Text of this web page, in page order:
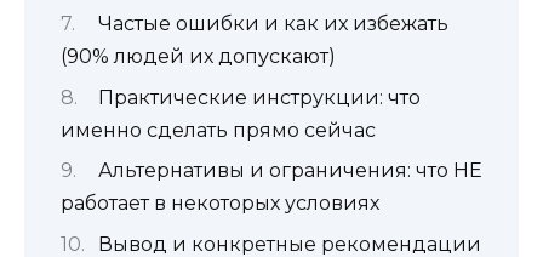
Частые ошибки и как их избежать
(90% людей их допускают)
Практические инструкции: что
именно сделать прямо сейчас
Альтернативы и ограничения: что НЕ
работает в некоторых условиях
Вывод и конкретные рекомендации